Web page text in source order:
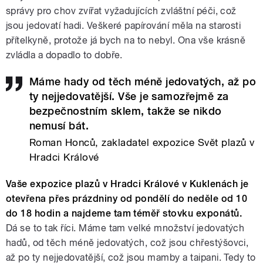
správy pro chov zvířat vyžadujících zvláštní péči, což
jsou jedovatí hadi. Veškeré papírování měla na starosti
přítelkyně, protože já bych na to nebyl. Ona vše krásně
zvládla a dopadlo to dobře.
Máme hady od těch méně jedovatých, až po
ty nejjedovatější. Vše je samozřejmě za
bezpečnostním sklem, takže se nikdo
nemusí bát.
Roman Honců, zakladatel expozice Svět plazů v
Hradci Králové
Vaše expozice plazů v Hradci Králové v Kuklenách je
otevřena přes prázdniny od pondělí do neděle od 10
do 18 hodin a najdeme tam téměř stovku exponátů.
Dá se to tak říci. Máme tam velké množství jedovatých
hadů, od těch méně jedovatých, což jsou chřestýšovci,
až po ty nejjedovatější, což jsou mamby a taipani. Tedy to